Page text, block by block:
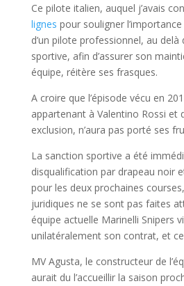
Ce pilote italien, auquel j’avais
lignes pour souligner
d’un pilote professionnel, au
sportive, afin d’assurer son
équipe, réitère ses frasques.
A croire que l’épisode vécu en
appartenant à Valentino Rossi et
exclusion, n’aura pas porté ses
La sanction sportive a été
disqualification par drapeau noir
pour les deux prochaines
juridiques ne se sont pas faites
équipe actuelle Marinelli Snipers
unilatéralement son contrat, et
MV Agusta, le constructeur de
aurait du l’accueillir la saison